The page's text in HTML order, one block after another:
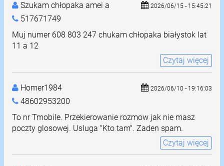
Szukam chłopaka amei a
517671749
2026/06/15 - 15:45:21
Muj numer 608 803 247 chukam chłopaka białystok lat
11 a 12
Czytaj więcej
Homer1984
48602953200
2026/06/10 - 19:16:03
To nr Tmobile. Przekierowanie rozmow jak nie masz
poczty glosowej. Usluga "Kto tam". Zaden spam.
Czytaj więcej